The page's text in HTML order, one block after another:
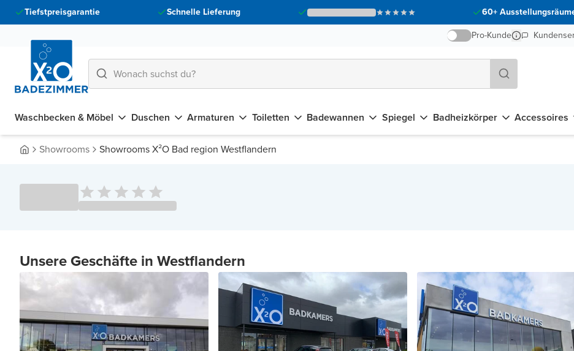
Tiefstpreisgarantie Schnelle Lieferung 60+
Pro-Kunde
Waschbecken & Möbel Duschen Armaturen Toiletten Badewannen Spiegel Badheizkörper Accessoires
Showrooms Showrooms X²O Bad region Westflandern
Unsere Geschäfte in Westflandern